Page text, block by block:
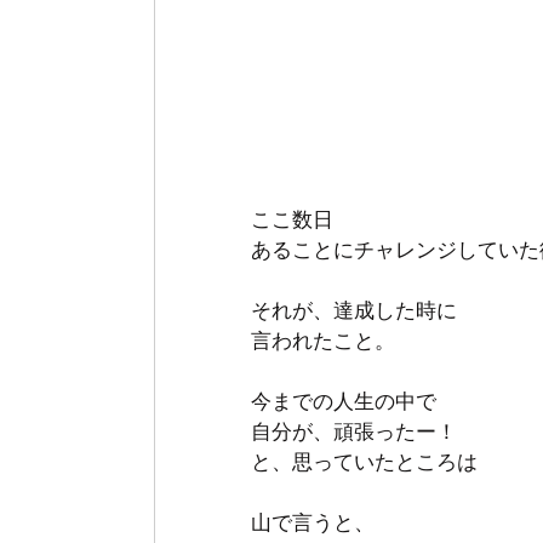
ここ数日
あることにチャレンジしてい
それが、達成した時に
言われたこと。
今までの人生の中で
自分が、頑張ったー！
と、思っていたところは
山で言うと、